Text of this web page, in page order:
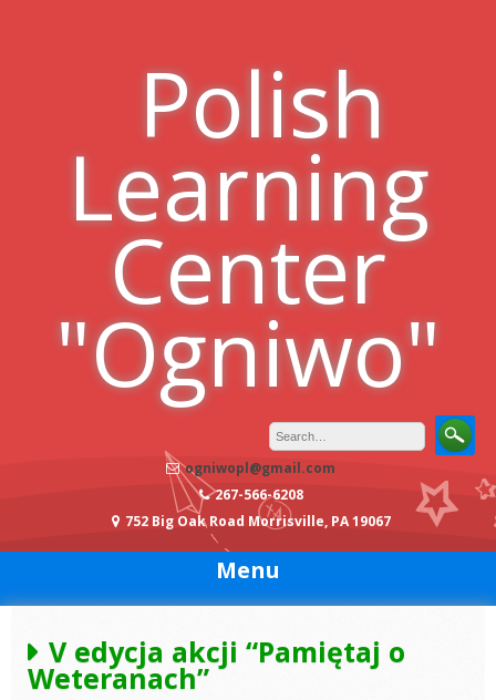
Polish
Learning
Center
"Ogniwo"
ogniwopl@gmail.com
267-566-6208
752 Big Oak Road Morrisville, PA 19067
Menu
V edycja akcji “Pamiętaj o
Weteranach”